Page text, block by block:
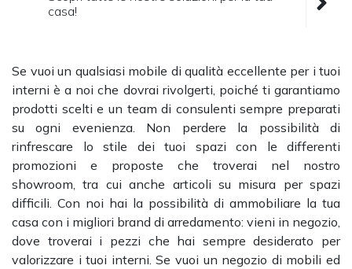
casa!
Se vuoi un qualsiasi mobile di qualità eccellente per i tuoi
interni è a noi che dovrai rivolgerti, poiché ti garantiamo
prodotti scelti e un team di consulenti sempre preparati
su ogni evenienza. Non perdere la possibilità di
rinfrescare lo stile dei tuoi spazi con le differenti
promozioni e proposte che troverai nel nostro
showroom, tra cui anche articoli su misura per spazi
difficili. Con noi hai la possibilità di ammobiliare la tua
casa con i migliori brand di arredamento: vieni in negozio,
dove troverai i pezzi che hai sempre desiderato per
valorizzare i tuoi interni. Se vuoi un negozio di mobili ed